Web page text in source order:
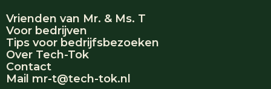
Vrienden van Mr. & Ms. T
Voor bedrijven
Tips voor bedrijfsbezoeken
Over Tech-Tok
Contact
Mail mr-t@tech-tok.nl